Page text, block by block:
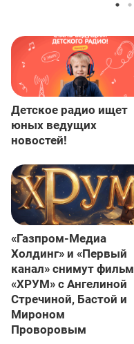
Детское радио ищет
юных ведущих
новостей!
«Газпром-Медиа
Холдинг» и «Первый
канал» снимут фильм
«ХРУМ» с Ангелиной
Стречиной, Бастой и
Мироном
Проворовым